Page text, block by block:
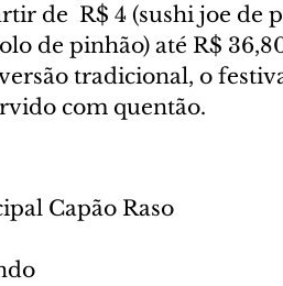
de  R$ 4 (sushi joe de
de pinhão) até R$
tradicional, o
com quentão.
Capão Raso